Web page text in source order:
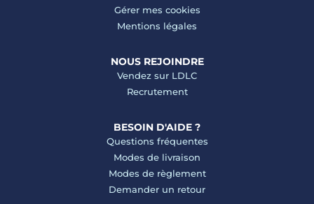
Gérer mes cookies
Mentions légales
NOUS REJOINDRE
Vendez sur LDLC
Recrutement
BESOIN D'AIDE ?
Questions fréquentes
Modes de livraison
Modes de règlement
Demander un retour